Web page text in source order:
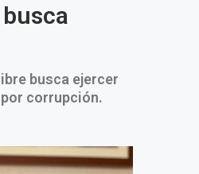
busca ejercer
corrupción.